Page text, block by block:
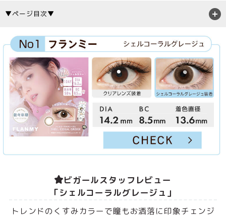
▼ページ目次▼
ビガールスタッフレビュー
「シェルコーラルグレージュ」
トレンドのくすみカラーで瞳もお洒落に印象チェンジ